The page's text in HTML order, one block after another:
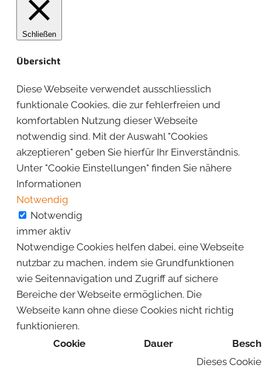
Schließen
Übersicht
Diese Webseite verwendet ausschliesslich
funktionale Cookies, die zur fehlerfreien und
komfortablen Nutzung dieser Webseite
notwendig sind. Mit der Auswahl "Cookies
akzeptieren" geben Sie hierfür Ihr Einverständnis.
Unter "Cookie Einstellungen" finden Sie nähere
Informationen
Notwendig
Notwendig
immer aktiv
Notwendige Cookies helfen dabei, eine Webseite
nutzbar zu machen, indem sie Grundfunktionen
wie Seitennavigation und Zugriff auf sichere
Bereiche der Webseite ermöglichen. Die
Webseite kann ohne diese Cookies nicht richtig
funktionieren.
Cookie
Dauer
Dieses